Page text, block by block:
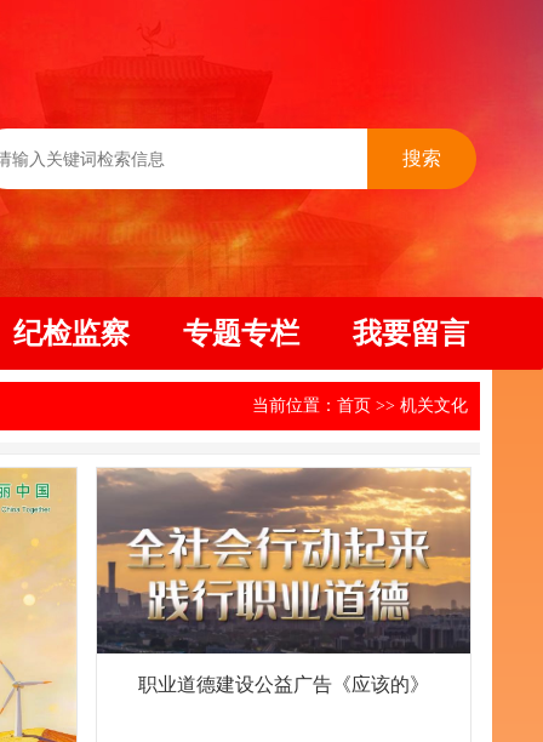
搜索
纪检监察 专题专栏 我要留言
当前位置： 首页 >> 机关文化
职业道德建设公益广告《应该的》